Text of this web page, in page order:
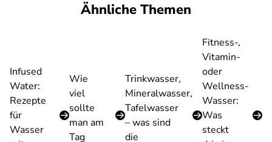
Ähnliche Themen
Infused
Water:
Rezepte
für
Wasser
Wie
viel
sollte
man am
Tag
Trinkwasser,
Mineralwasser,
Tafelwasser
– was sind
die
Fitness-,
Vitamin-
oder
Wellness-
Wasser:
Was
steckt